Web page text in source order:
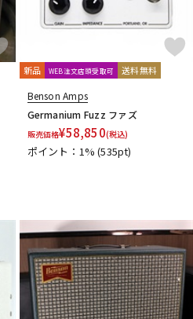
新品 WEB注文店頭受取可 送料無料
Benson Amps
Germanium Fuzz ファズ
販売価格¥58,850(税込)
ポイント：1%(535pt)